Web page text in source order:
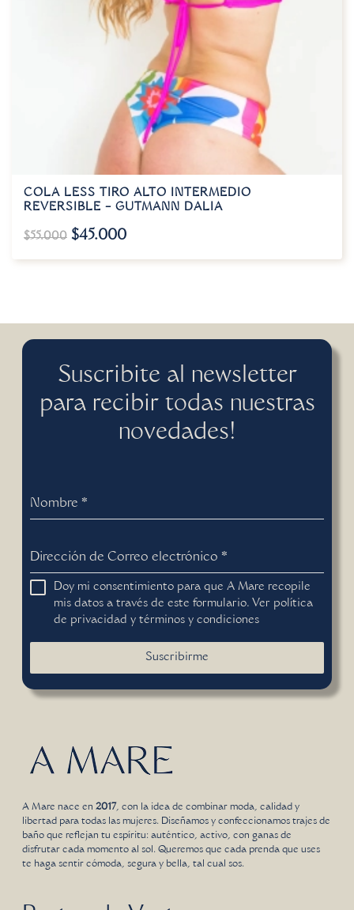
COLA LESS TIRO ALTO INTERMEDIO
REVERSIBLE – GUTMANN DALIA
$55.000 $45.000
Suscribite al newsletter
para recibir todas nuestras
novedades!
Nombre *
Dirección de Correo electrónico *
Doy mi consentimiento para que A Mare recopile
mis datos a través de este formulario. Ver política
de privacidad ytérminos y condiciones
Suscribirme
A Mare nace en2017, con la idea de combinar moda, calidad y
libertad para todas las mujeres. Diseñamos y confeccionamos trajes de
baño que reflejan tu espíritu: auténtico, activo, con ganas de
disfrutar cada momento al sol. Queremos que cada prenda que uses
te haga sentir cómoda, segura y bella, tal cual sos.